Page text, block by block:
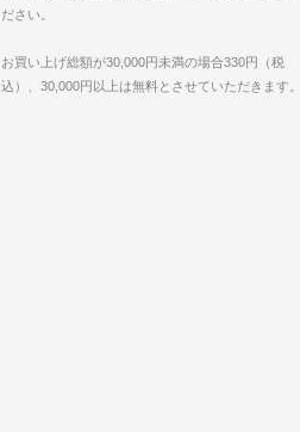
ださい。
お買い上げ総額が30,000円未満の場合330円（税
込）、30,000円以上は無料とさせていただきます。